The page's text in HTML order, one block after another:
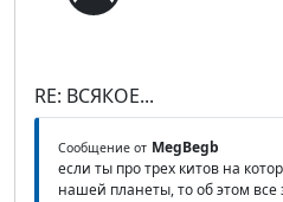
RE: ВСЯКОЕ...
Сообщение от MegBegb
если ты про трех китов на
нашей планеты, то об этом все